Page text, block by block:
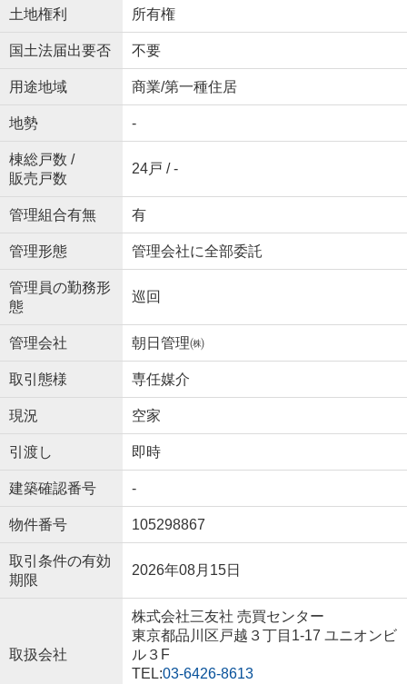
土地権利 所有権
国土法届出要否 不要
用途地域 商業/第一種住居
地勢 -
棟総戸数 /
販売戸数
24戸 / -
管理組合有無 有
管理形態 管理会社に全部委託
管理員の勤務形
態
巡回
管理会社 朝日管理㈱
取引態様 専任媒介
現況 空家
引渡し 即時
建築確認番号 -
物件番号 105298867
取引条件の有効
期限
2026年08月15日
取扱会社
株式会社三友社 売買センター
東京都品川区戸越３丁目1-17 ユニオンビ
ル３F
TEL:03-6426-8613